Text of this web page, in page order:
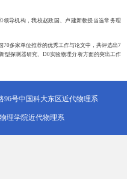
导机构，我校赵政国、卢建新教授当选常务理
多家单位推荐的优秀工作与论文中，共评选出7
型探测器研究、D0实验物理分析方面的突出工作
96号中国科大东区近代物理系
理学院近代物理系